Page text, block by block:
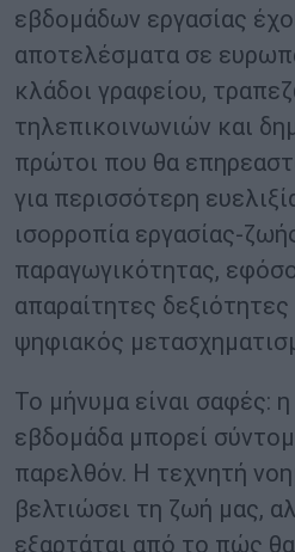
εβδομάδων εργασίας
αποτελέσματα σε
κλάδοι γραφείου,
τηλεπικοινωνιών και
πρώτοι που θα
για περισσότερη
ισορροπία εργασίας-
παραγωγικότητας,
απαραίτητες
ψηφιακός
Το μήνυμα είναι σαφές:
εβδομάδα μπορεί
παρελθόν. Η τεχνητή
βελτιώσει τη ζωή μας,
εξαρτάται από το πώς